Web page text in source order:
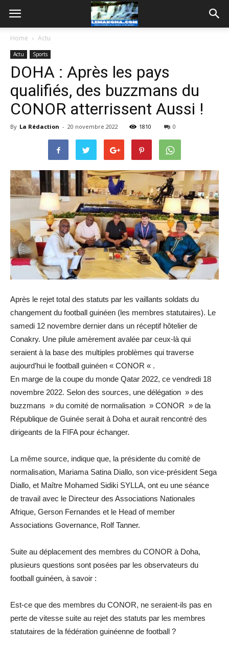
Home Actu
Actu Sports
DOHA : Après les pays
qualifiés, des buzzmans du
CONOR atterrissent Aussi !
By La Rédaction - 20 novembre 2022 1810 0
Après le rejet total des statuts par les vaillants soldats du
changement du football guinéen (les membres statutaires). Le
samedi 12 novembre dernier dans un réceptif hôtelier de
Conakry. Une pilule amèrement avalée par ceux-là qui
seraient à la base des multiples problèmes qui traverse
aujourd’hui le football guinéen « CONOR « .
En marge de la coupe du monde Qatar 2022, ce vendredi 18
novembre 2022. Selon des sources, une délégation » des
buzzmans » du comité de normalisation » CONOR » de la
République de Guinée serait à Doha et aurait rencontré des
dirigeants de la FIFA pour échanger.
La même source, indique que, la présidente du comité de
normalisation, Mariama Satina Diallo, son vice-président Sega
Diallo, et Maître Mohamed Sidiki SYLLA, ont eu une séance
de travail avec le Directeur des Associations Nationales
Afrique, Gerson Fernandes et le Head of member
Associations Governance, Rolf Tanner.
Suite au déplacement des membres du CONOR à Doha,
plusieurs questions sont posées par les observateurs du
football guinéen, à savoir :
Est-ce que des membres du CONOR, ne seraient-ils pas en
perte de vitesse suite au rejet des statuts par les membres
statutaires de la fédération guinéenne de football ?